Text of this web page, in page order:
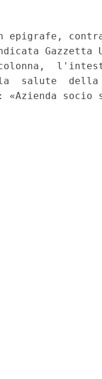
epigrafe,
salute  della
«Azienda